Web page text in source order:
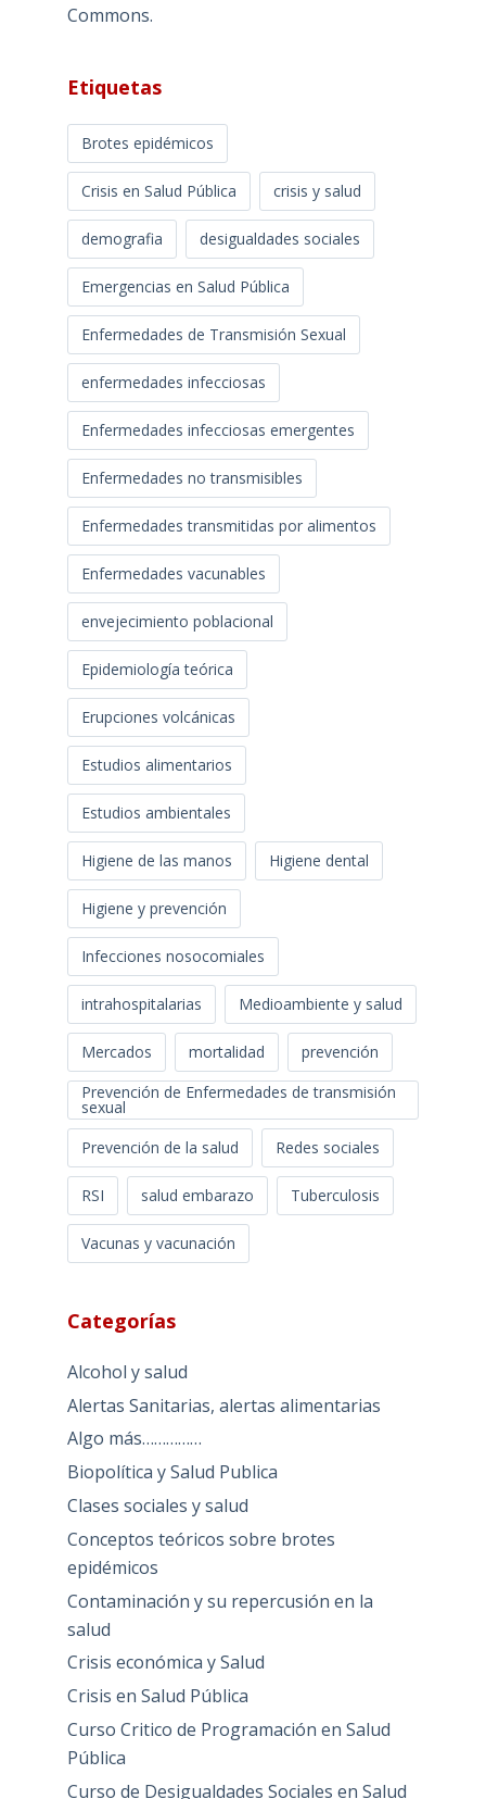
Commons.
Etiquetas
Brotes epidémicos
Crisis en Salud Pública crisis y salud
demografia desigualdades sociales
Emergencias en Salud Pública
Enfermedades de Transmisión Sexual
enfermedades infecciosas
Enfermedades infecciosas emergentes
Enfermedades no transmisibles
Enfermedades transmitidas por alimentos
Enfermedades vacunables
envejecimiento poblacional
Epidemiología teórica
Erupciones volcánicas
Estudios alimentarios
Estudios ambientales
Higiene de las manos Higiene dental
Higiene y prevención
Infecciones nosocomiales
intrahospitalarias Medioambiente y salud
Mercados mortalidad
prevención
Prevención de Enfermedades de transmisión
sexual
Prevención de la salud
Redes sociales
RSI salud embarazo Tuberculosis
Vacunas y vacunación
Categorías
Alcohol y salud
Alertas Sanitarias, alertas alimentarias
Algo más……………
Biopolítica y Salud Publica
Clases sociales y salud
Conceptos teóricos sobre brotes
epidémicos
Contaminación y su repercusión en la
salud
Crisis económica y Salud
Crisis en Salud Pública
Curso Critico de Programación en Salud
Pública
Curso de Desigualdades Sociales en Salud